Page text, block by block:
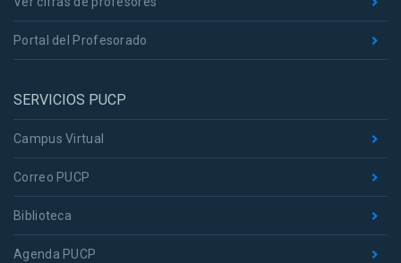
Portal del Profesorado
SERVICIOS PUCP
Campus Virtual
Correo PUCP
Biblioteca
Agenda PUCP